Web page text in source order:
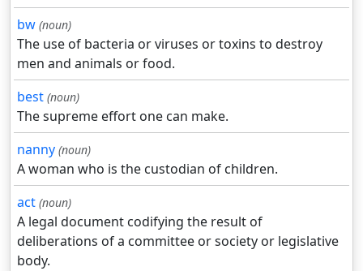
bw (noun)
The use of bacteria or viruses or toxins to destroy
men and animals or food.
best (noun)
The supreme effort one can make.
nanny (noun)
A woman who is the custodian of children.
act (noun)
A legal document codifying the result of
deliberations of a committee or society or legislative
body.